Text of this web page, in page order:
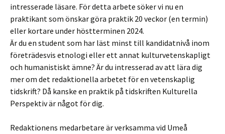
intresserade läsare. För detta arbete söker vi nu en
praktikant som önskar göra praktik 20 veckor (en termin)
eller kortare under höstterminen 2024.
Är du en student som har läst minst till kandidatnivå inom
företrädesvis etnologi eller ett annat kulturvetenskapligt
och humanistiskt ämne? Är du intresserad av att lära dig
mer om det redaktionella arbetet för en vetenskaplig
tidskrift? Då kanske en praktik på tidskriften Kulturella
Perspektiv är något för dig.
Redaktionens medarbetare är verksamma vid Umeå